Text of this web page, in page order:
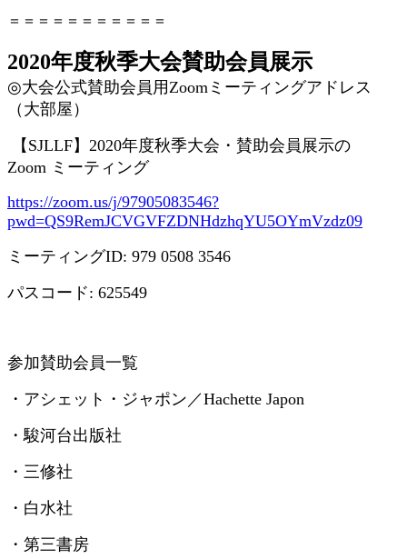
＝＝＝＝＝＝＝＝＝＝＝
2020年度秋季大会賛助会員展示
◎大会公式賛助会員用Zoom ミーティングアドレス
（大部屋）
【 SJLLF】 2020年度秋季大会・賛助会員展示の
Zoom ミーティング
https://zoom.us/j/97905083546?
pwd=QS9RemJCVGVFZDNHdzhqYU5OYmVzdz09
ミーティングID: 979 0508 3546
パスコード: 625549
参加賛助会員一覧
・アシェット・ジャポン／Hachette Japon
・駿河台出版社
・三修社
・白水社
・第三書房